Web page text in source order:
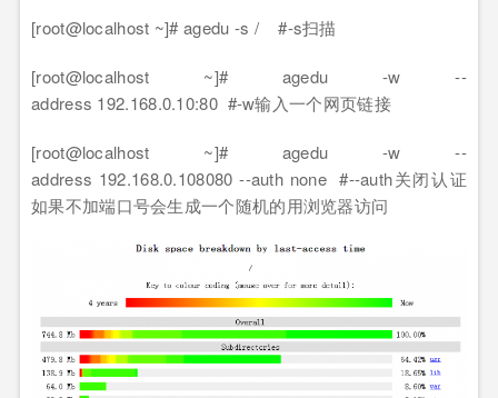
[root@localhost ~]# agedu -s / #-s扫描
[root@localhost ~]# agedu -w --
address 192.168.0.10:80 #-w输入一个网页链接
[root@localhost ~]# agedu -w --
address 192.168.0.108080 --auth none #--auth关闭认证
如果不加端口号会生成一个随机的用浏览器访问